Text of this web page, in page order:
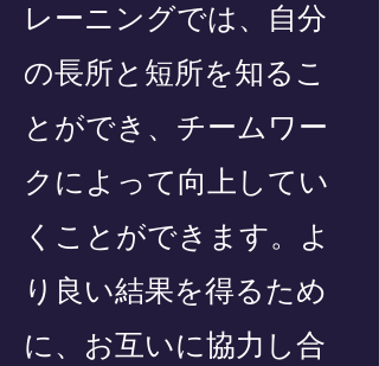
レーニングでは、自分
の長所と短所を知るこ
とができ、チームワー
クによって向上してい
くことができます。よ
り良い結果を得るため
に、お互いに協力し合